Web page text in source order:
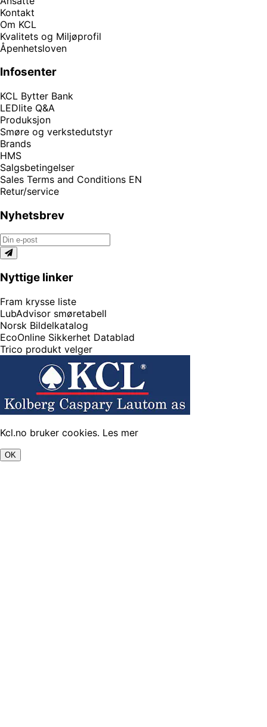
Kontakt
Om KCL
Kvalitets og Miljøprofil
Åpenhetsloven
Infosenter
KCL Bytter Bank
LEDlite Q&A
Produksjon
Smøre og verkstedutstyr
Brands
HMS
Salgsbetingelser
Sales Terms and Conditions EN
Retur/service
Nyhetsbrev
Nyttige linker
Fram krysse liste
LubAdvisor smøretabell
Norsk Bildelkatalog
EcoOnline Sikkerhet Datablad
Trico produkt velger
Kcl.no bruker cookies. Les mer
OK